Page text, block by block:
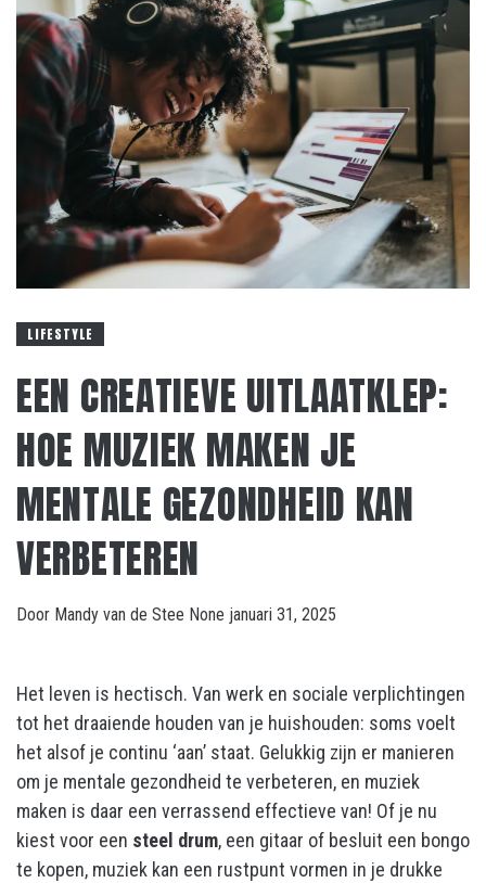
LIFESTYLE
EEN CREATIEVE UITLAATKLEP:
HOE MUZIEK MAKEN JE
MENTALE GEZONDHEID KAN
VERBETEREN
Door Mandy van de Stee None januari 31, 2025
Het leven is hectisch. Van werk en sociale verplichtingen
tot het draaiende houden van je huishouden: soms voelt
het alsof je continu ‘aan’ staat. Gelukkig zijn er manieren
om je mentale gezondheid te verbeteren, en muziek
maken is daar een verrassend effectieve van! Of je nu
kiest voor een steel drum, een gitaar of besluit een bongo
te kopen, muziek kan een rustpunt vormen in je drukke